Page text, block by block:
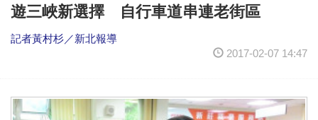
遊三峽新選擇 自行車道串連老街區
記者黃村杉／新北報導
2017-02-07 14:47